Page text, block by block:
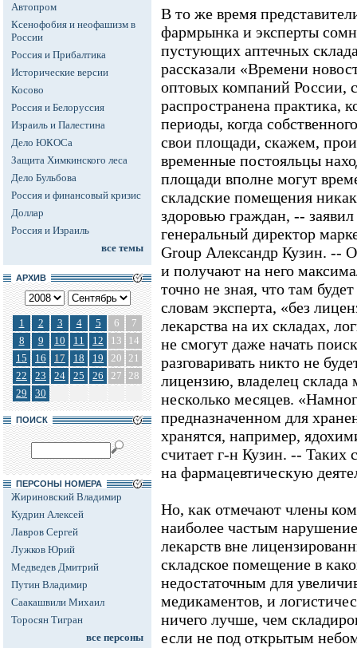
Автопром
Ксенофобия и неофашизм в
России
Россия и Прибалтика
Исторические версии
Косово
Россия и Белоруссия
Израиль и Палестина
Дело ЮКОСа
Защита Химкинского леса
Дело Бульбова
Россия и финансовый кризис
Доллар
Россия и Израиль
все темы
АРХИВ
1 2 3 4 5 6
7
8
9 10 11 12 13
14
15
16 17 18 19 20 21
22
23 24 25 26 27 28
29
30
ПОИСК
ПЕРСОНЫ НОМЕРА
Жириновский Владимир
Кудрин Алексей
Лавров Сергей
Лужков Юрий
Медведев Дмитрий
Путин Владимир
Саакашвили Михаил
Торосян Тигран
все персоны
В то же время
фармрынка и эксперты
пустующих аптечных
рассказали «Времени
оптовых компаний России,
распространена практика,
периоды, когда
свои площади, скажем,
временные постояльцы
площади вполне могут
складские помещения
здоровью граждан, --
генеральный директор
Group Александр Кузин. --
и получают на него
точно не зная, что там
словам эксперта, «без
лекарства на их складах,
не смогут даже начать
разговаривать никто не
лицензию, владелец склада
несколько месяцев.
предназначенном для
хранятся, например,
считает г-н Кузин. -- Таких
на фармацевтическую
Но, как отмечают члены
наиболее частым
лекарств вне
складское помещение в
недостаточным для
медикаментов, и
ничего лучше, чем
если не под открытым